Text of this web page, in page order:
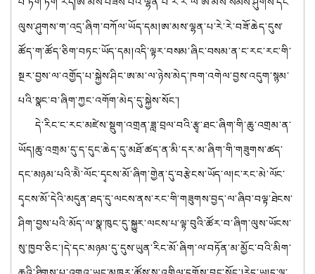
ལུས་ཤུགས་ག་འདྲ་ཞིག་བཀོལ་ཡོད་དམ།ཨ་མས་ལྷན་པ་རེ་རེ་བཟོ་ཆེད་དུས་
ཚོད་ག་ཚོད་ཅིག་བཏང་ཡོད་དམ།འདི་ལྟར་བསམ་ཞིང་བསམ་ན་ང་རང་རང་གི་
སྔར་བྱས་ལ་འགྱོད་པ་སྐྱེས་ཤིང་ཨ་མ་ལ་ཉེས་མེད་ཁག་འགེལ་བྱས་འདུག་སྙམ་
པའི་སྣང་བ་ཞིག་ཀྱང་འགོག་མེད་དུ་སྐྱེས་སོང་།
དེ་རིང་ང་རང་མཛེས་སྡུག་འགྲན་ཟླ་བྲལ་བའི་རྩྭ་ཐང་ཞིག་གི་ཆུ་འགྲམ་ན་
ཡོད།ཆུ་འགྲམ་དུ་ད་དུང་ཆེད་དུ་མཐོ་ཚད་ན་མི་དར་མ་ཞིག་གི་གཟུགས་ཚད་
དང་མཉམ་པའི་མེེ་ལོང་དྭངས་མོ་ཞིག་གྱེན་དུ་བརྩེངས་ཡོད་ལ།ང་རང་མེ་ལོང་
དྭངས་མོ་དེའི་མདུན་ཐད་དུ་ལངས་ནས་རང་གི་གཟུགས་བྱད་ལ་ཞིབ་བལྟ་ཐེངས་
ཤིག་བྱས་པའི་མོད་ལ་སྣ་ཁུང་དུ་སྐྱུར་ལངས་པ་ལྟ་བུའི་ཚོར་བ་ཞིག་ལུས་ཡོངས་
སུ་ཁྱབ་ཅིང་།དེ་དང་མཉམ་དུ་དུས་ཡུན་རིང་མོ་ཞིག་ལ་བཏོན་མ་མྱོང་བའི་མིག་